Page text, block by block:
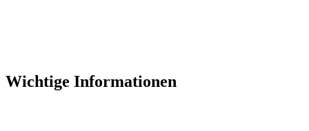
Wichtige Informationen